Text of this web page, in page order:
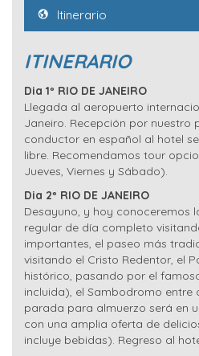
Itinerario
ITINERARIO
Dia 1º RIO DE JANEIRO
Llegada al aeropuerto
Janeiro. Recepción por nuestro
conductor en español al hotel
libre. Recomendamos tour
Jueves, Viernes y Sábado).
Dia 2º RIO DE JANEIRO
Desayuno, y hoy conoceremos
regular de día completo
importantes, el paseo más
visitando el Cristo Redentor, el
histórico, pasando por el
incluida), el Sambodromo entre
parada para almuerzo será en
con una amplia oferta de
incluye bebidas). Regreso al